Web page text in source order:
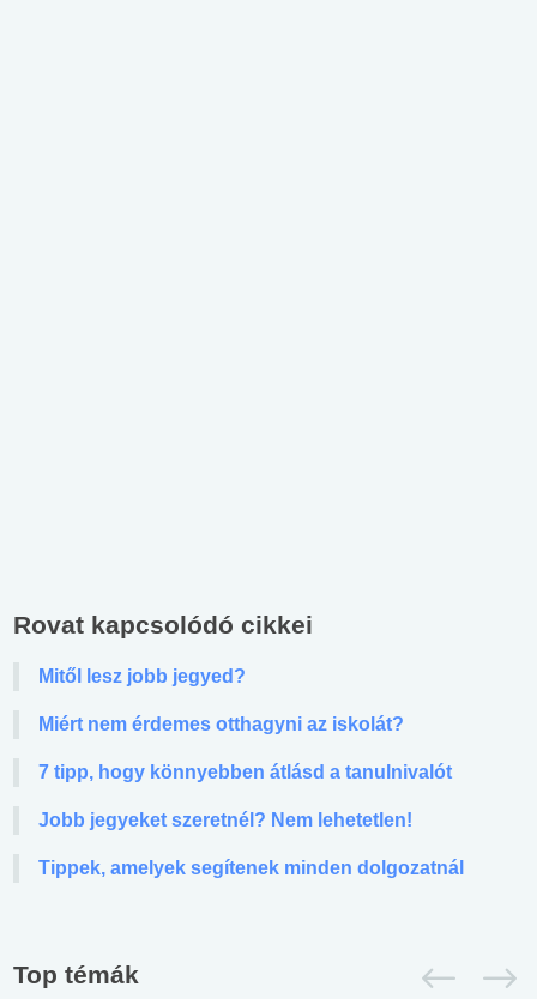
Rovat kapcsolódó cikkei
Mitől lesz jobb jegyed?
Miért nem érdemes otthagyni az iskolát?
7 tipp, hogy könnyebben átlásd a tanulnivalót
Jobb jegyeket szeretnél? Nem lehetetlen!
Tippek, amelyek segítenek minden dolgozatnál
Top témák